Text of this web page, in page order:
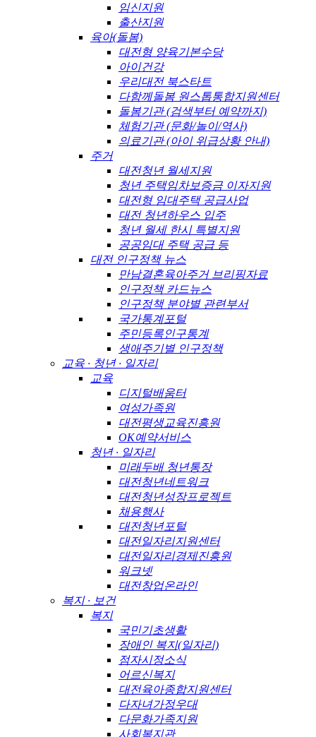
임신지원
출산지원
육아(돌봄)
대전형 양육기본수당
아이건강
우리대전 북스타트
다함께돌봄 원스톱통합지원센터
돌봄기관 (검색부터 예약까지)
체험기관 (문화/놀이/역사)
의료기관 (아이 위급상황 안내)
주거
대전청년 월세지원
청년 주택임차보증금 이자지원
대전형 임대주택 공급사업
대전 청년하우스 입주
청년 월세 한시 특별지원
공공임대 주택 공급 등
대전 인구정책 뉴스
만남결혼육아주거 브리핑자료
인구정책 카드뉴스
인구정책 분야별 관련부서
국가통계포털
주민등록인구통계
생애주기별 인구정책
교육 · 청년 · 일자리
교육
디지털배움터
여성가족원
대전평생교육진흥원
OK예약서비스
청년 · 일자리
미래두배 청년통장
대전청년네트워크
대전청년성장프로젝트
채용행사
대전청년포털
대전일자리지원센터
대전일자리경제진흥원
워크넷
대전창업온라인
복지 · 보건
복지
국민기초생활
장애인 복지(일자리)
점자시정소식
어르신복지
대전육아종합지원센터
다자녀가정우대
다문화가족지원
사회복지관